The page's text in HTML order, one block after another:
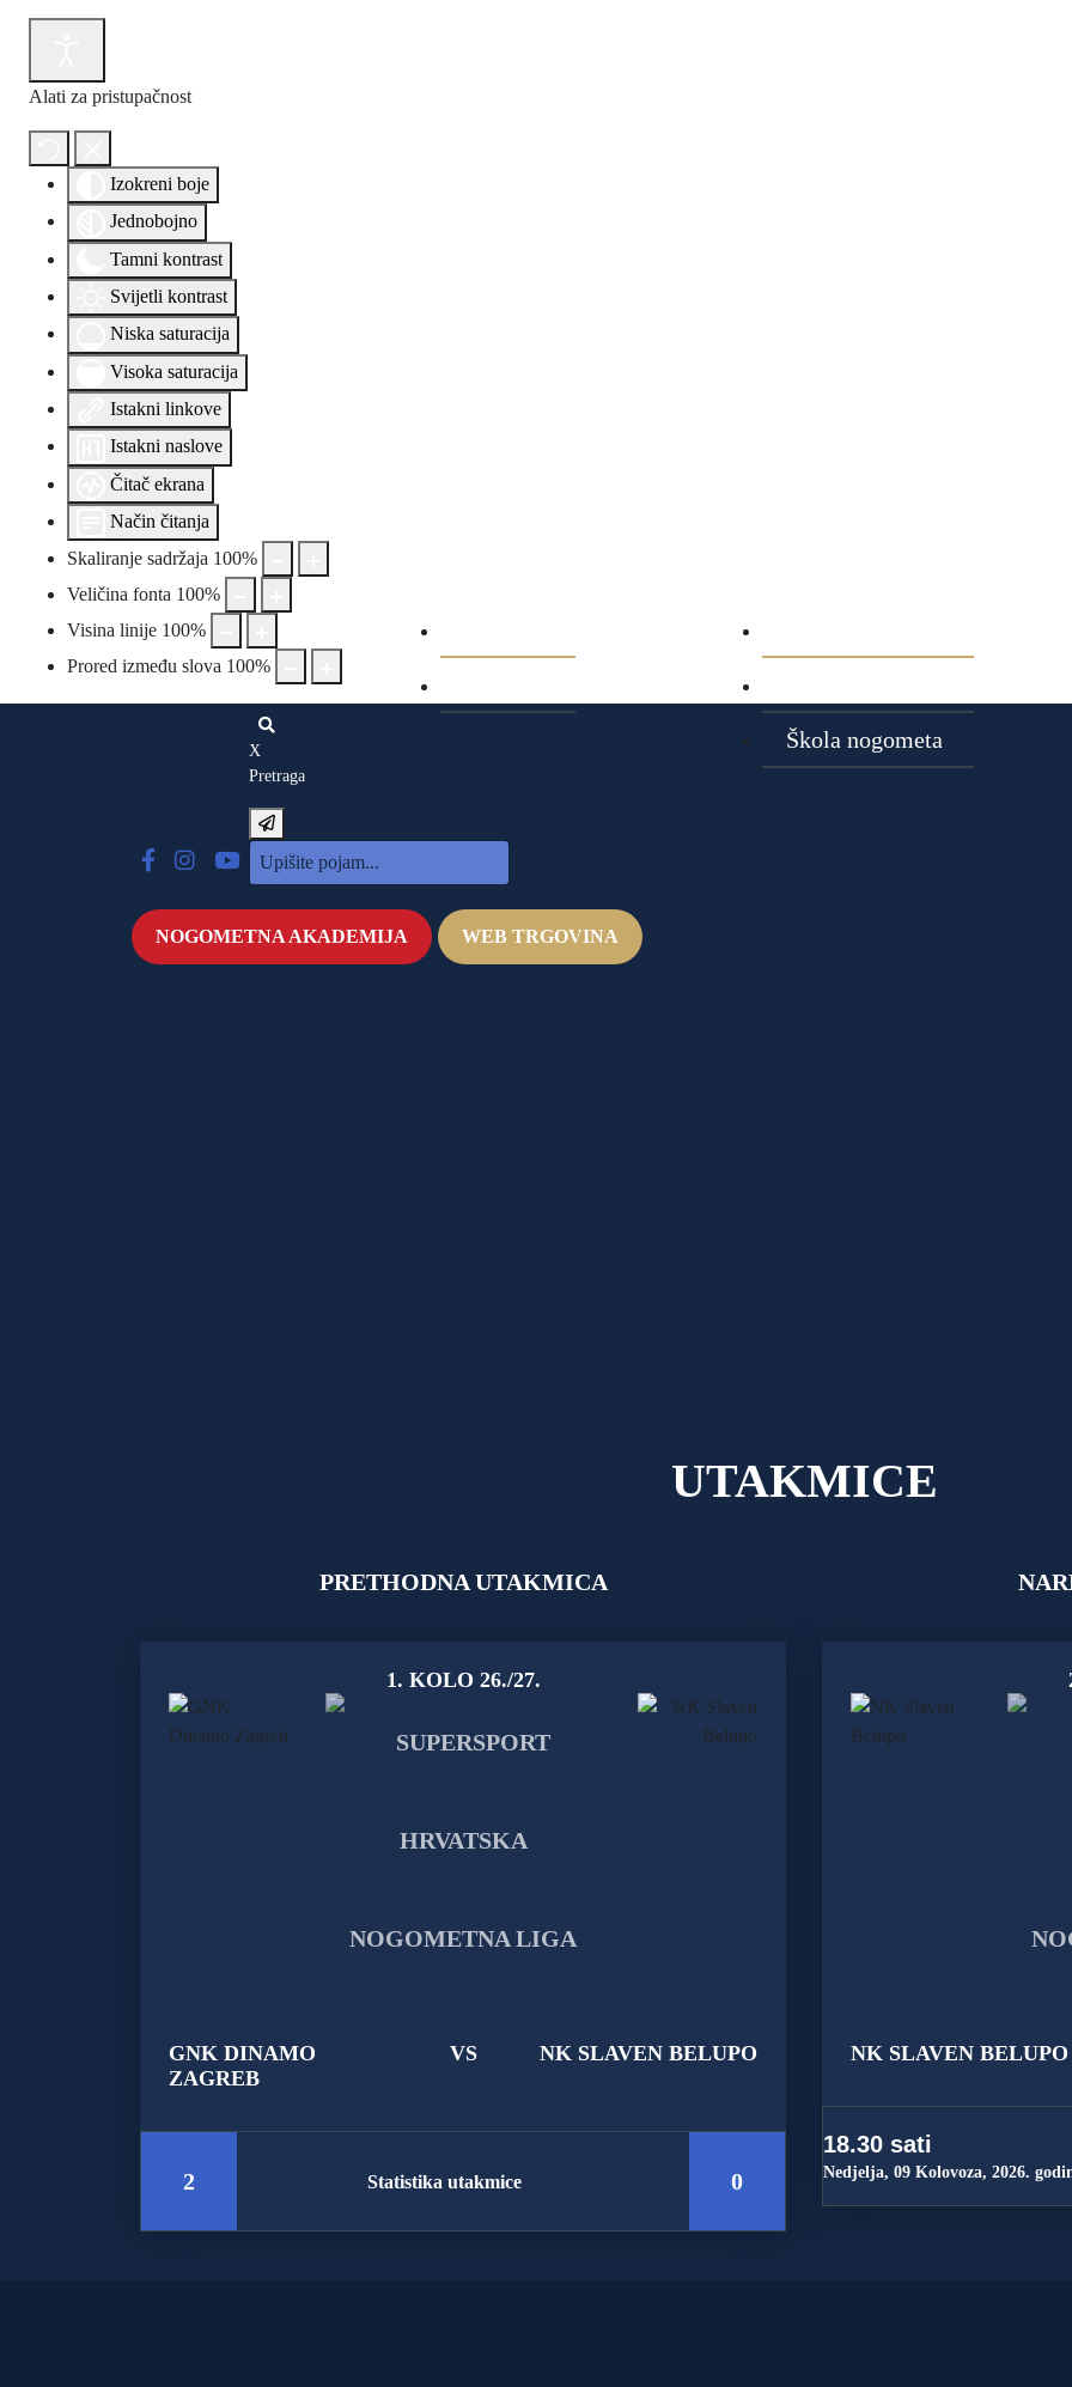
Alati za pristupačnost
Izokreni boje
Jednobojno
Tamni kontrast
Svijetli kontrast
Niska saturacija
Visoka saturacija
Istakni linkove
Istakni naslove
Čitač ekrana
Način čitanja
Skaliranje sadržaja 100%
Veličina fonta 100%
Visina linije 100%
Prored između slova 100%
X
Pretraga
NOGOMETNA AKADEMIJA WEB TRGOVINA
UTAKMICE
PRETHODNA UTAKMICA
1. KOLO 26./27.
GNK DINAMO
ZAGREB
VS NK SLAVEN BELUPO
2 Statistika utakmice 0
NK SLAVEN BELUPO
18.30 sati
Nedjelja, 09 Kolovoza, 2026.
Škola nogometa